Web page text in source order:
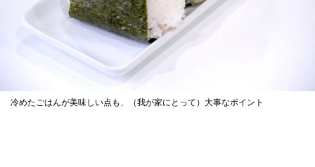
冷めたごはんが美味しい点も、（我が家にとって）大事なポイント